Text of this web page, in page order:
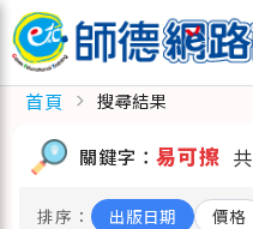
首頁 chevron_right 搜尋結果
關鍵字：易可擦 共
排序： 出版日期 價格